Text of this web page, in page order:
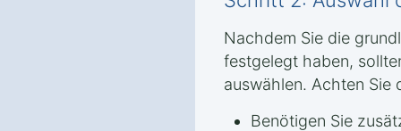
Nachdem Sie die
festgelegt haben,
auswählen. Achten Sie
Benötigen Sie